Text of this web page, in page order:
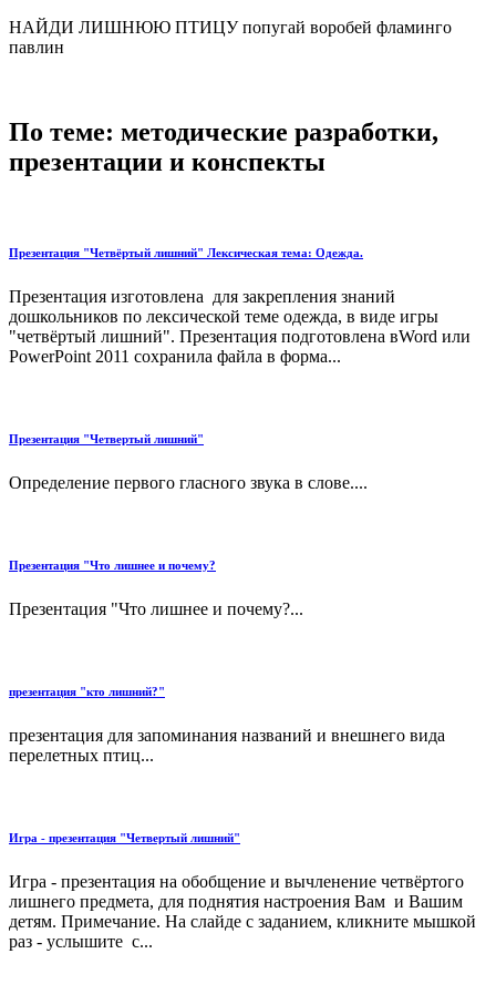
НАЙДИ ЛИШНЮЮ ПТИЦУ попугай воробей фламинго
павлин
По теме: методические разработки,
презентации и конспекты
Презентация "Четвёртый лишний" Лексическая тема: Одежда.
Презентация изготовлена для закрепления знаний
дошкольников по лексической теме одежда, в виде игры
"четвёртый лишний". Презентация подготовлена вWord или
PowerPoint 2011 сохранила файла в форма...
Презентация "Четвертый лишний"
Определение первого гласного звука в слове....
Презентация "Что лишнее и почему?
Презентация "Что лишнее и почему?...
презентация "кто лишний?"
презентация для запоминания названий и внешнего вида
перелетных птиц...
Игра - презентация "Четвертый лишний"
Игра - презентация на обобщение и вычленение четвёртого
лишнего предмета, для поднятия настроения Вам и Вашим
детям. Примечание. На слайде с заданием, кликните мышкой
раз - услышите с...